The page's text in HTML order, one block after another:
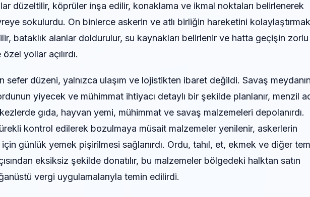
düzeltilir, köprüler inşa edilir, konaklama ve ikmal noktaları belirlenerek
sokulurdu. On binlerce askerin ve atlı birliğin hareketini kolaylaştırmak
bataklık alanlar doldurulur, su kaynakları belirlenir ve hatta geçişin zorlu
yollar açılırdı.
sefer düzeni, yalnızca ulaşım ve lojistikten ibaret değildi. Savaş
yiyecek ve mühimmat ihtiyacı detaylı bir şekilde planlanır, menzil
gıda, hayvan yemi, mühimmat ve savaş malzemeleri depolanırdı.
kontrol edilerek bozulmaya müsait malzemeler yenilenir, askerlerin
günlük yemek pişirilmesi sağlanırdı. Ordu, tahıl, et, ekmek ve diğer
eksiksiz şekilde donatılır, bu malzemeler bölgedeki halktan satın
vergi uygulamalarıyla temin edilirdi.